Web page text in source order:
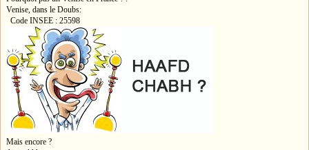
Venise, dans le Doubs:
Code INSEE : 25598
Mais encore ?